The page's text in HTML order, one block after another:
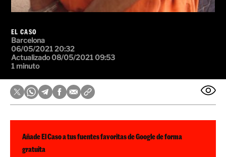
EL CASO
Barcelona
06/05/2021 20:32
Actualizado 08/05/2021 09:53
1 minuto
Añade El Caso a tus fuentes favoritas de Google de forma
gratuita